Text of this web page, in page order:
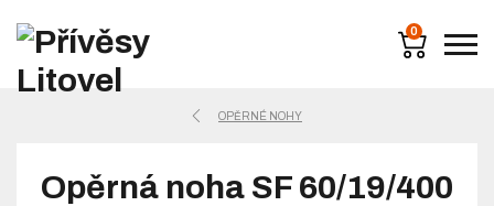
0
OPĚRNÉ NOHY
Opěrná noha SF 60/19/400